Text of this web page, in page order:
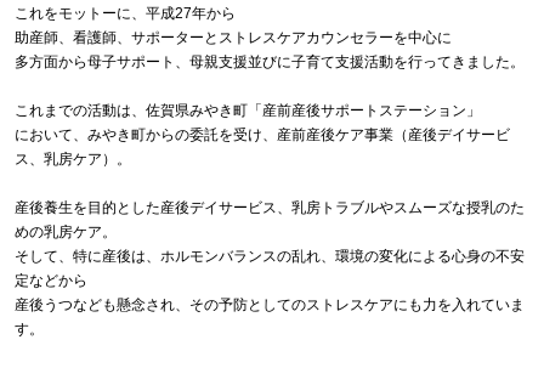
これをモットーに、平成27年から
助産師、看護師、サポーターとストレスケアカウンセラーを中心に
多方面から母子サポート、母親支援並びに子育て支援活動を行ってきました。
これまでの活動は、佐賀県みやき町「産前産後サポートステーション」
において、みやき町からの委託を受け、産前産後ケア事業（産後デイサービ
ス、乳房ケア）。
産後養生を目的とした産後デイサービス、乳房トラブルやスムーズな授乳のた
めの乳房ケア。
そして、特に産後は、ホルモンバランスの乱れ、環境の変化による心身の不安
定などから
産後うつなども懸念され、その予防としてのストレスケアにも力を入れていま
す。